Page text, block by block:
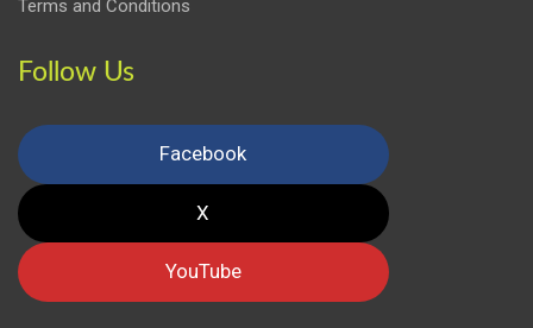
Terms and Conditions
Follow Us
Facebook
X
YouTube